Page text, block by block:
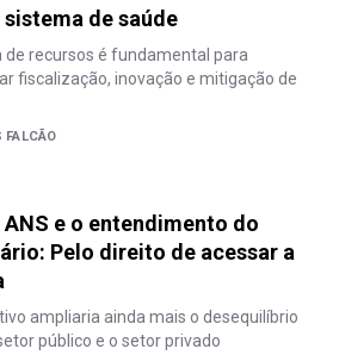
sistema de saúde
de recursos é fundamental para
fiscalização, inovação e mitigação de
FALCÃO
ANS e o entendimento do
Pelo direito de acessar a
ampliaria ainda mais o desequilíbrio
público e o setor privado